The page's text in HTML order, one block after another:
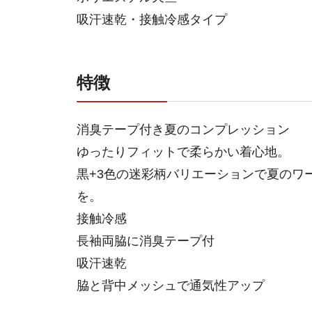
吸汗速乾・接触冷感タイプ
特徴
消臭テープ付き夏のコンプレッション
ゆったりフィットで柔らかい着心地。
黒+3色の迷彩柄バリエーションで夏のワ
を。
接触冷感
長袖両脇に消臭テープ付
吸汗速乾
脇と背中メッシュで通気性アップ